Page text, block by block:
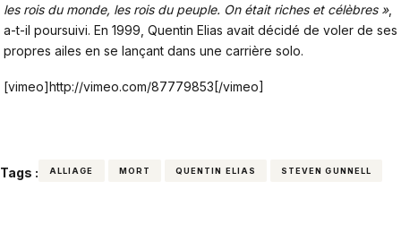
les rois du monde, les rois du peuple. On était riches et célèbres »,
a-t-il poursuivi. En 1999, Quentin Elias avait décidé de voler de ses
propres ailes en se lançant dans une carrière solo.
[vimeo]http://vimeo.com/87779853[/vimeo]
Tags : ALLIAGE MORT QUENTIN ELIAS STEVEN GUNNELL